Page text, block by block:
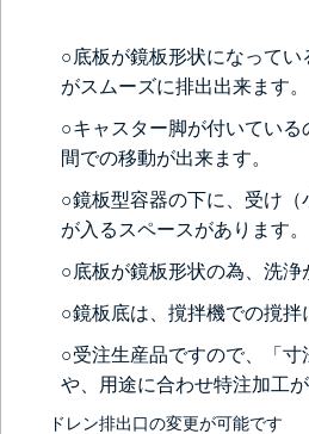
＞＞詳しくはこちらから
○底板が鏡板形状になってい
がスムーズに排出出来ます。
○キャスター脚が付いている
間での移動が出来ます。
○鏡板型容器の下に、受け（
が入るスペースがあります。
○底板が鏡板形状の為、洗浄
○鏡板底は、撹拌機での撹拌
○受注生産品ですので、「寸
や、用途に合わせ特注加工が
ドレン排出口の変更が可能です